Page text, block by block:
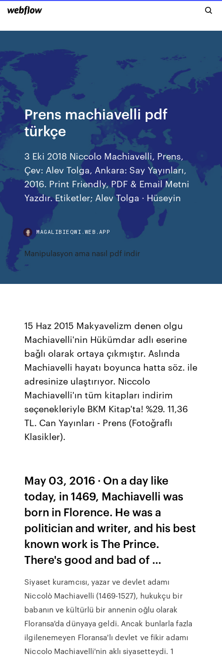
Prens machiavelli pdf
türkçe
3 Eki 2018 Niccolo Machiavelli, Prens,
Çev: Alev Tolga, Ankara: Say Yayınları,
2016. Print Friendly, PDF & Email Metni
Yazdır. Etiketler; Alev Tolga · Hüseyin
MAGALIBIEQWI.WEB.APP
Manipulasyon ama nasıl pdf indir
15 Haz 2015 Makyavelizm denen olgu
Machiavelli'nin Hükümdar adlı eserine
bağlı olarak ortaya çıkmıştır. Aslında
Machiavelli hayatı boyunca hatta söz. ile
adresinize ulaştırıyor. Niccolo
Machiavelli'ın tüm kitapları indirim
seçenekleriyle BKM Kitap'ta! %29. 11,36
TL. Can Yayınları - Prens (Fotoğraflı
Klasikler).
May 03, 2016 · On a day like
today, in 1469, Machiavelli was
born in Florence. He was a
politician and writer, and his best
known work is The Prince.
There's good and bad of …
Siyaset kuramcısı, yazar ve devlet adamı
Niccolò Machiavelli (1469-1527), hukukçu bir
babanın ve kültürlü bir annenin oğlu olarak
Floransa'da dünyaya geldi. Ancak bunlarla fazla
ilgilenemeyen Floransa'lı devlet ve fikir adamı
Niccolo Machiavelli'nin aklı siyasetteydi. 1